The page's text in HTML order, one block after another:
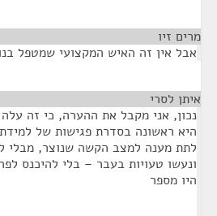
מרים זיו
אבל אין זה האיש המקצועי שמטפל
איתן לסרי
נכון, אני מקבל את ההערה, כי זה
היא ראשונה בסדרת פגישות של למידת
לתת מענה למצב הקשה שנוצר, מבלי
ונעשו טעויות בעבר – בלי להיכנס
היו מספר